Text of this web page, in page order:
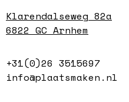
Klarendalseweg 82a
6822 GC Arnhem
+31(0)26 3515697
info@plaatsmaken.nl